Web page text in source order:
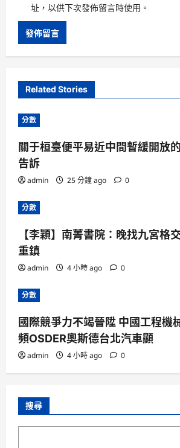
址，以供下次發佈留言時使用。
Related Stories
分數
關于桓臺便平易近中間暫緩開放
告訴
admin 25 分鐘 ago 0
分數
【李穎】南菁書院：晚找九宮格
重鎮
admin 4 小時 ago 0
分數
國際競爭力不竭晉陞 中國工程機
頻OSDER奧斯德台北汽車顯
admin 4 小時 ago 0
搜尋